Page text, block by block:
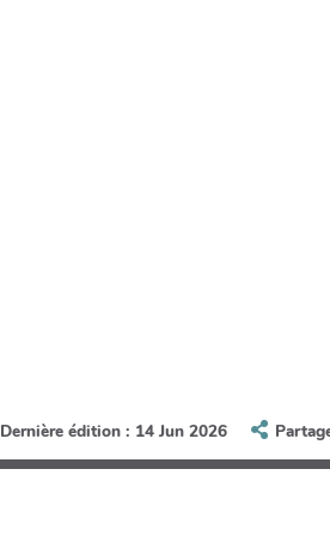
Dernière édition : 14 Jun 2026